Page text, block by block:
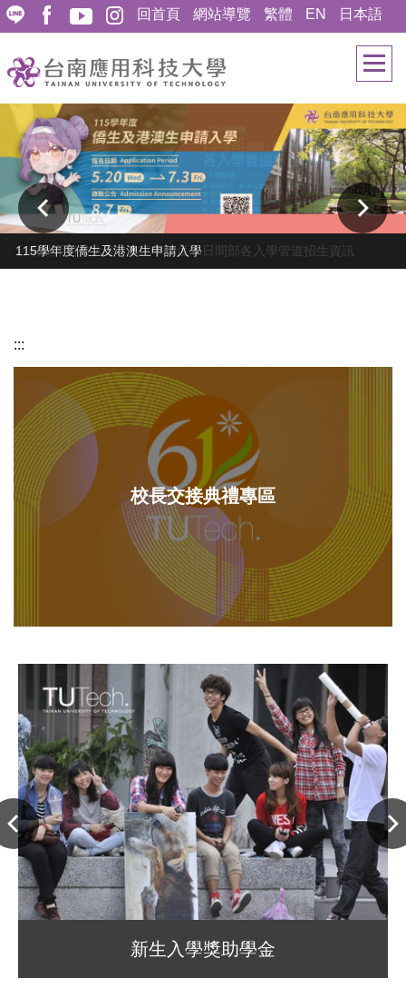
跳
到
主
要
內
區
回首頁 網站導覽 繁體 EN 日本語
115學年度僑生及港澳生申請入學
台南應用科技大學｜115學年度｜日間部各入學管道招生資訊
:::
Open Day
畢業典禮專區
校長交接典禮專區
新生入學獎助學金